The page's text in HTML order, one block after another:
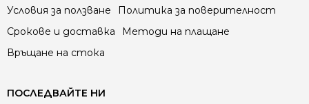
Условия за ползване
Политика за поверителност
Срокове и доставка
Методи на плащане
Връщане на стока
ПОСЛЕДВАЙТЕ НИ